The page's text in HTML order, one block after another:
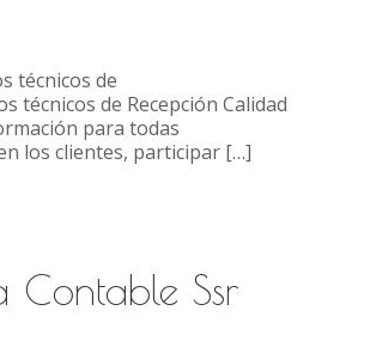
técnicos de
técnicos de Recepción Calidad
para todas
los clientes, participar […]
Contable Ssr